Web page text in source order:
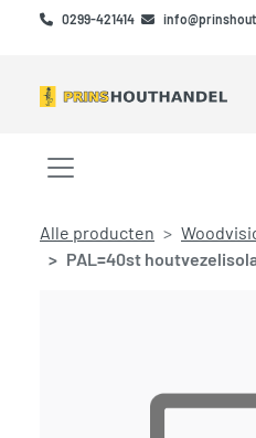
0299-421414
Menu openen/sluiten
Alle producten
PAL=40st